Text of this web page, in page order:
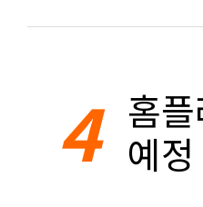
4 홈
예정